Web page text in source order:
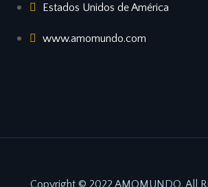
Estados Unidos de América
www.amomundo.com
Copyright © 2022 AMOMUNDO. All